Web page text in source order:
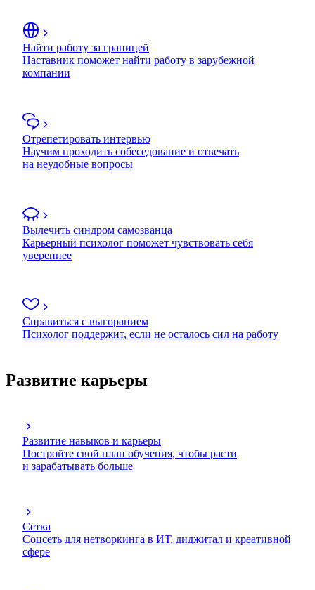
Найти работу за границей
Наставник поможет найти работу в зарубежной
компании
Отрепетировать интервью
Научим проходить собеседование и отвечать
на неудобные вопросы
Вылечить синдром самозванца
Карьерный психолог поможет чувствовать себя
увереннее
Справиться с выгоранием
Психолог поддержит, если не осталось сил на работу
Развитие карьеры
Развитие навыков и карьеры
Постройте свой план обучения, чтобы расти
и зарабатывать больше
Сетка
Соцсеть для нетворкинга в ИТ, диджитал и креативной
сфере